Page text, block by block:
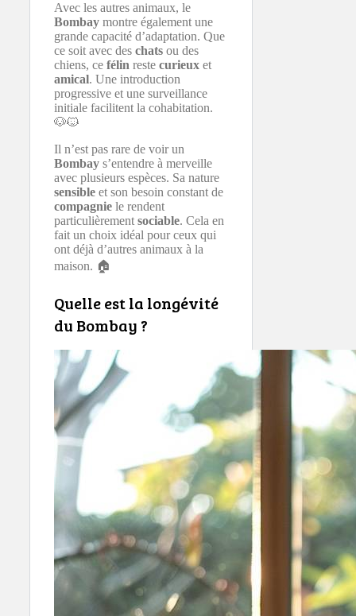
Avec les autres animaux, le
Bombay montre également une
grande capacité d’adaptation. Que
ce soit avec des chats ou des
chiens, ce félin reste curieux et
amical. Une introduction
progressive et une surveillance
initiale facilitent la cohabitation.
🐶🐱
Il n’est pas rare de voir un
Bombay s’entendre à merveille
avec plusieurs espèces. Sa nature
sensible et son besoin constant de
compagnie le rendent
particulièrement sociable. Cela en
fait un choix idéal pour ceux qui
ont déjà d’autres animaux à la
maison. 🏠
Quelle est la longévité
du Bombay ?